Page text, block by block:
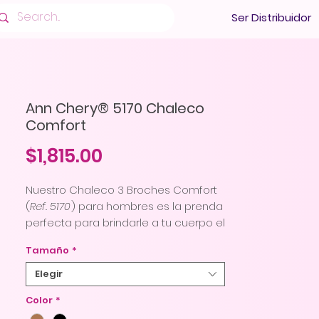
Ser Distribuidor
Ann Chery® 5170 Chaleco
Comfort
$1,815.00
Nuestro Chaleco 3 Broches Comfort
(Ref. 5170) para hombres es la prenda
perfecta para brindarle a tu cuerpo el
Diseñado con materiales de alta
calidad y compresión óptima, este
chaleco ofrece un ajuste cómodo y
discreto que te ayuda a lucir una
Tamaño *
Elegir
Color *